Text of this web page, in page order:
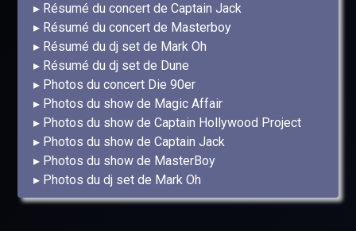
Résumé du concert de Captain Jack
Résumé du concert de Masterboy
Résumé du dj set de Mark Oh
Résumé du dj set de Dune
Photos du concert Die 90er
Photos du show de Magic Affair
Photos du show de Captain Hollywood Project
Photos du show de Captain Jack
Photos du show de MasterBoy
Photos du dj set de Mark Oh